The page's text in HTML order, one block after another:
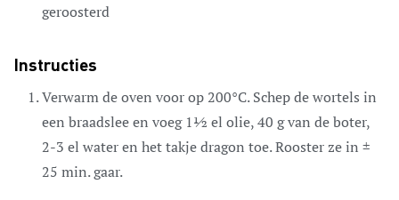
geroosterd
Instructies
Verwarm de oven voor op 200°C. Schep de wortels in
een braadslee en voeg 1½ el olie, 40 g van de boter,
2-3 el water en het takje dragon toe. Rooster ze in ±
25 min. gaar.